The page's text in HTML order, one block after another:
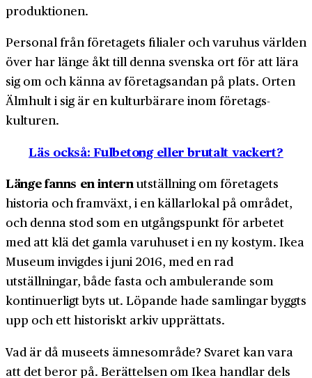
produktionen.
Personal från företagets filialer och varu­hus världen
över har länge åkt till denna svenska ort för att lära
sig om och känna av företags­andan på plats. Orten
Älmhult i sig är en kultur­bärare inom företags­
kulturen.
Läs också: Fulbetong eller brutalt vackert?
Länge fanns en internutställning om företagets
historia och framväxt, i en källar­lokal på området,
och denna stod som en utgångs­punkt för arbetet
med att klä det gamla varu­huset i en ny kostym. Ikea
Museum invigdes i juni 2016, med en rad
utställningar, både fasta och ambulerande som
kontinuerligt byts ut. Löpande hade samlingar byggts
upp och ett historiskt arkiv upprättats.
Vad är då museets ämnes­område? Svaret kan vara
att det beror på. Berättelsen om Ikea handlar dels